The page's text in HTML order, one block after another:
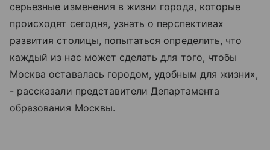
серьезные изменения в жизни города, которые
происходят сегодня, узнать о перспективах
развития столицы, попытаться определить, что
каждый из нас может сделать для того, чтобы
Москва оставалась городом, удобным для жизни»,
- рассказали представители Департамента
образования Москвы.